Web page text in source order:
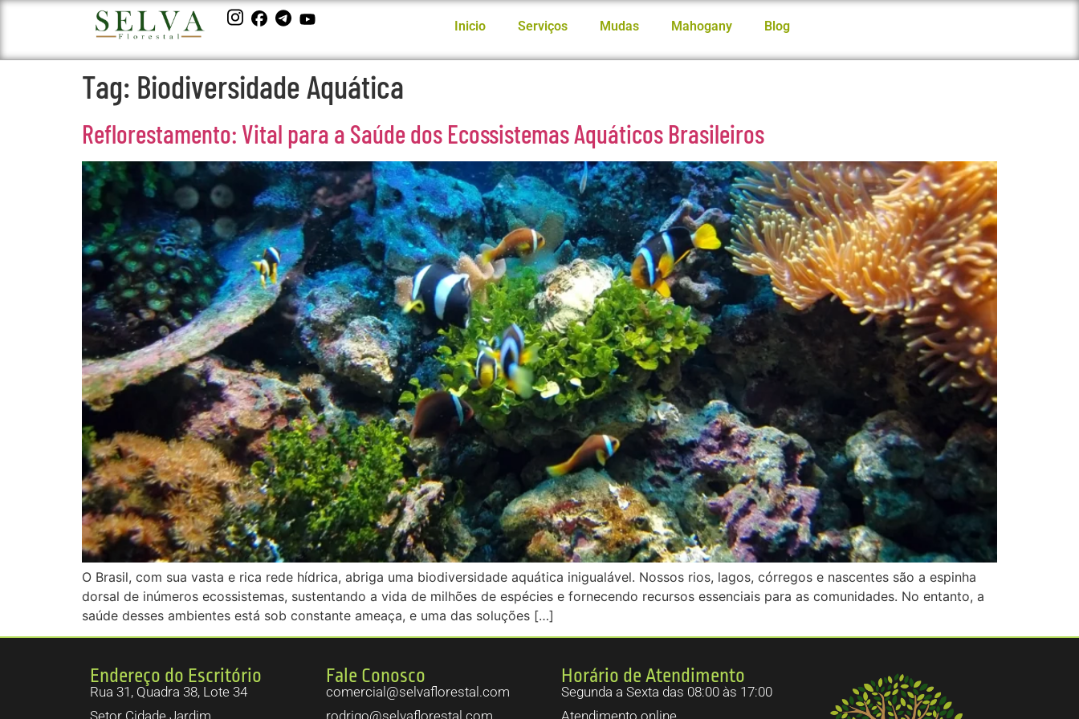
Inicio Serviços Mudas Mahogany Blog
Tag: Biodiversidade Aquática
Reflorestamento: Vital para a Saúde dos Ecossistemas Aquáticos Brasileiros
O Brasil, com sua vasta e rica rede hídrica, abriga uma biodiversidade aquática inigualável. Nossos rios, lagos, córregos e nascentes são a espinha
dorsal de inúmeros ecossistemas, sustentando a vida de milhões de espécies e fornecendo recursos essenciais para as comunidades. No entanto, a
saúde desses ambientes está sob constante ameaça, e uma das soluções […]
Endereço do Escritório
Rua 31, Quadra 38, Lote 34
Fale Conosco
comercial@selvaflorestal.com
Horário de Atendimento
Segunda a Sexta das 08:00 às 17:00